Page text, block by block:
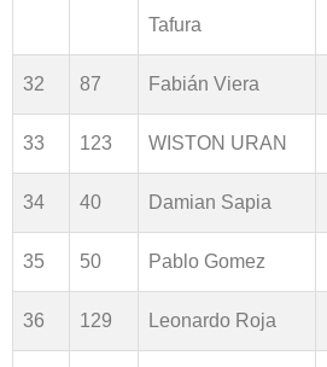
Tafura
32 87 Fabián Viera
33 123 WISTON URAN
34 40 Damian Sapia
35 50 Pablo Gomez
36 129 Leonardo Roja